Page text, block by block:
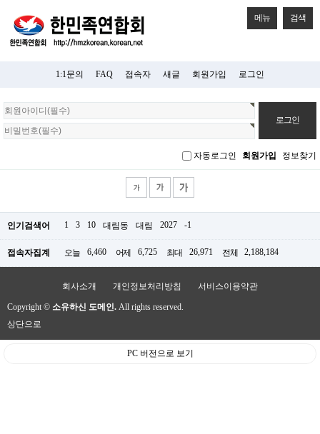
메뉴 검색
1:1문의 FAQ 접속자 새글 회원가입 로그인
회
원
로
자동로그인 회원가입 정보찾기
인기검색어 1 3 10 대림동 대림 2027 -1
접속자집계 오늘 6,460 어제 6,725 최대 26,971 전체 2,188,184
회사소개 개인정보처리방침 서비스이용약관
Copyright © 소유하신 도메인. All rights reserved.
상단으로
PC 버전으로 보기